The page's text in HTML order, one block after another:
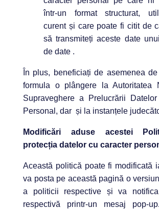
într-un format structurat,
curent și care poate fi citit de
să transmiteți aceste date
de date .
În plus, beneficiați de asemenea
formula o plângere la Autoritatea
Supraveghere a Prelucrării
Personal, dar și la instanțele
Modificări aduse acestei
protecția datelor cu caracter
Această politică poate fi modificată
va posta pe această pagină o
a politicii respective și va notifica
respectivă printr-un mesaj pop-